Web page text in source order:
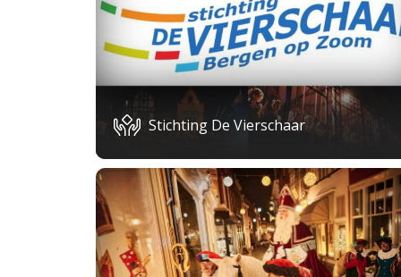
Stichting De Vierschaar